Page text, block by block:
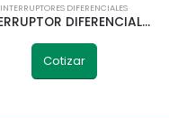
INTERRUPTORES DIFERENCIALES
INTERRUPTOR DIFERENCIAL 4P 40A 30MA STECK
Cotizar